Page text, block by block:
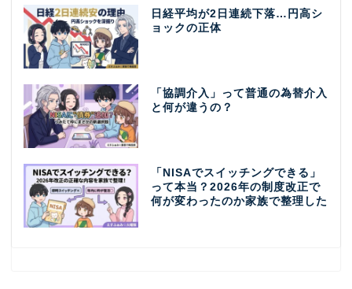
日経平均が2日連続下落…円高シ
ョックの正体
「協調介入」って普通の為替介入
と何が違うの？
「NISAでスイッチングできる」
って本当？2026年の制度改正で
何が変わったのか家族で整理した